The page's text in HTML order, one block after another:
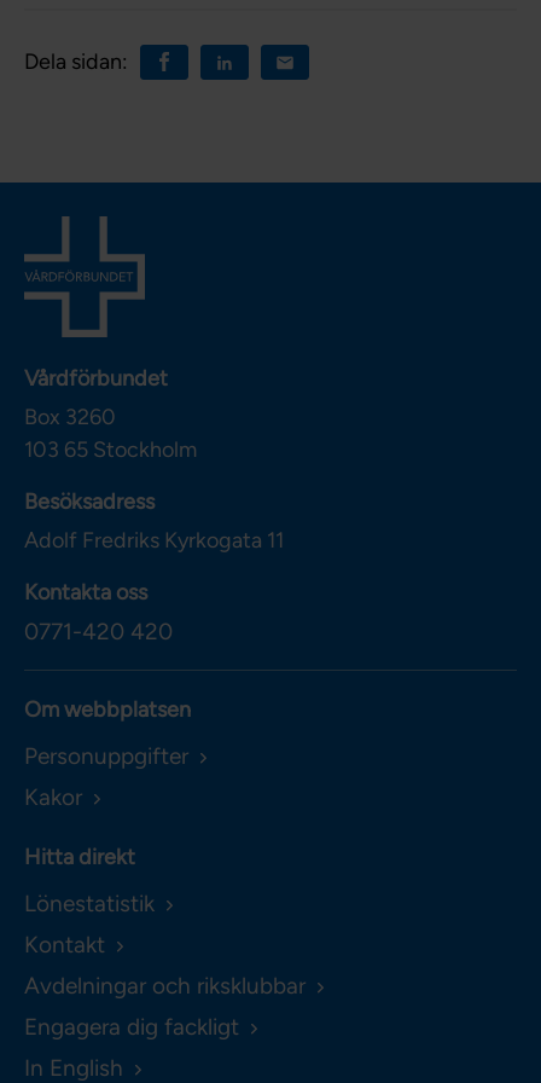
Dela sidan:
Vårdförbundet
Box 3260
103 65 Stockholm
Besöksadress
Adolf Fredriks Kyrkogata 11
Kontakta oss
0771-420 420
Om webbplatsen
Personuppgifter
Kakor
Hitta direkt
Lönestatistik
Kontakt
Avdelningar och riksklubbar
Engagera dig fackligt
In English